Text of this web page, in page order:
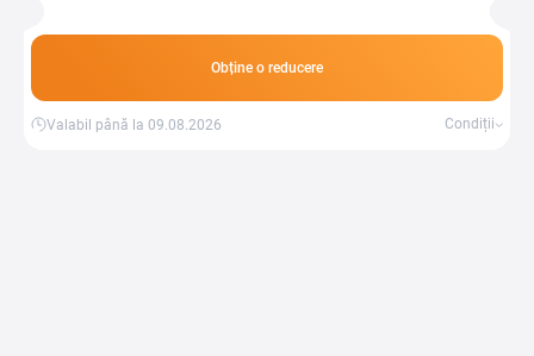
Obține o reducere
Valabil până la 09.08.2026 Condiții